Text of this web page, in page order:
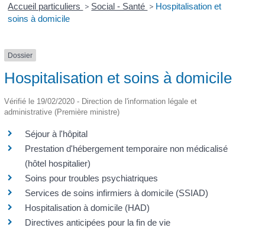
Accueil particuliers > Social - Santé > Hospitalisation et
soins à domicile
Dossier
Hospitalisation et soins à domicile
Vérifié le 19/02/2020 - Direction de l'information légale et
administrative (Première ministre)
Séjour à l'hôpital
Prestation d'hébergement temporaire non médicalisé
(hôtel hospitalier)
Soins pour troubles psychiatriques
Services de soins infirmiers à domicile (SSIAD)
Hospitalisation à domicile (HAD)
Directives anticipées pour la fin de vie